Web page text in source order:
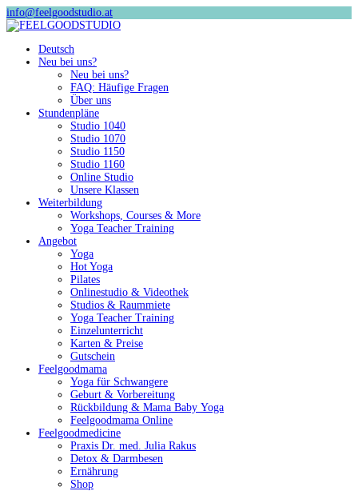
info@feelgoodstudio.at
Deutsch
Neu bei uns?
Neu bei uns?
FAQ: Häufige Fragen
Über uns
Stundenpläne
Studio 1040
Studio 1070
Studio 1150
Studio 1160
Online Studio
Unsere Klassen
Weiterbildung
Workshops, Courses & More
Yoga Teacher Training
Angebot
Yoga
Hot Yoga
Pilates
Onlinestudio & Videothek
Studios & Raummiete
Yoga Teacher Training
Einzelunterricht
Karten & Preise
Gutschein
Feelgoodmama
Yoga für Schwangere
Geburt & Vorbereitung
Rückbildung & Mama Baby Yoga
Feelgoodmama Online
Feelgoodmedicine
Praxis Dr. med. Julia Rakus
Detox & Darmbesen
Ernährung
Shop